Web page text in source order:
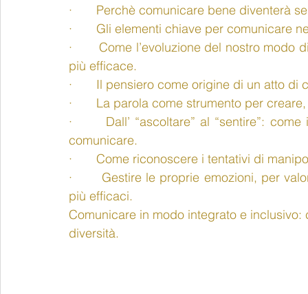
·       Perchè comunicare bene diventerà
·       Gli elementi chiave per comunicare
·       Come l’evoluzione del nostro
più efficace.
·       Il pensiero come origine di un atto di
·       La parola come strumento per
·       Dall’ “ascoltare” al “sentire”:
comunicare.
·       Come riconoscere i tentativi di
·       Gestire le proprie emozioni, per
più efficaci.
Comunicare in modo integrato e
diversità.